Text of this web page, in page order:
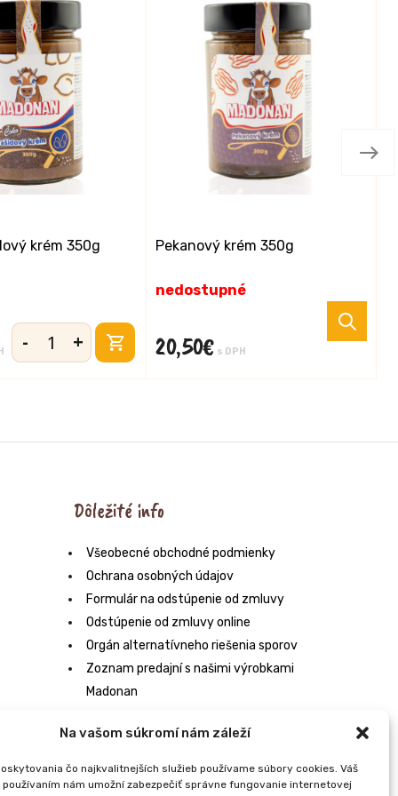
Na vašom súkromí nám záleží
čo najkvalitnejších služieb používame súbory cookies. Váš
nám umožní zabezpečiť správne fungovanie internetovej
krém 350g
-
množstvo +
Pekanový krém 350g
nedostupné
20,50€ s DPH
Dôležité info
Všeobecné obchodné podmienky
Ochrana osobných údajov
Formulár na odstúpenie od zmluvy
Odstúpenie od zmluvy online
Orgán alternatívneho riešenia sporov
Zoznam predajní s našimi výrobkami
Madonan